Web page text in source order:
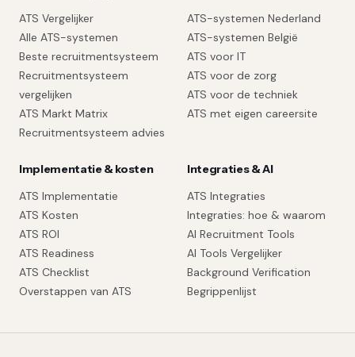
ATS Vergelijker
Alle ATS-systemen
Beste recruitmentsysteem
Recruitmentsysteem
vergelijken
ATS Markt Matrix
Recruitmentsysteem advies
ATS-systemen Nederland
ATS-systemen België
ATS voor IT
ATS voor de zorg
ATS voor de techniek
ATS met eigen careersite
Implementatie & kosten
ATS Implementatie
ATS Kosten
ATS ROI
ATS Readiness
ATS Checklist
Overstappen van ATS
Integraties & AI
ATS Integraties
Integraties: hoe & waarom
AI Recruitment Tools
AI Tools Vergelijker
Background Verification
Begrippenlijst